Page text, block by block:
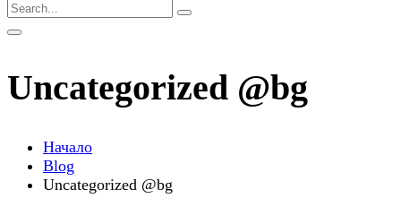
Uncategorized @bg
Начало
Blog
Uncategorized @bg